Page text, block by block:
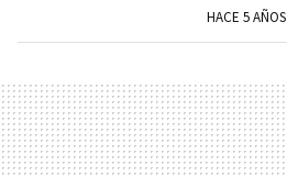
HACE 5 AÑOS